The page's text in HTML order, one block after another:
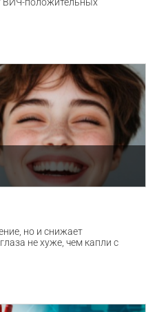
но и снижает
не хуже, чем капли с